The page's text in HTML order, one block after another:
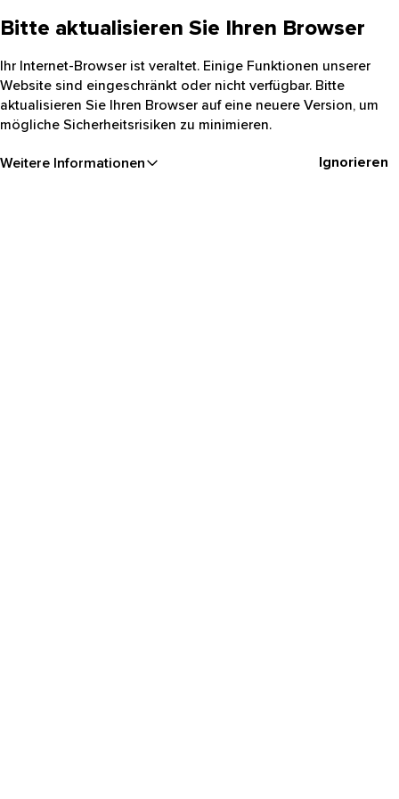
Bitte aktualisieren Sie Ihren Browser
Ihr Internet-Browser ist veraltet. Einige Funktionen unserer
Website sind eingeschränkt oder nicht verfügbar. Bitte
aktualisieren Sie Ihren Browser auf eine neuere Version, um
mögliche Sicherheitsrisiken zu minimieren.
Weitere Informationen Ignorieren